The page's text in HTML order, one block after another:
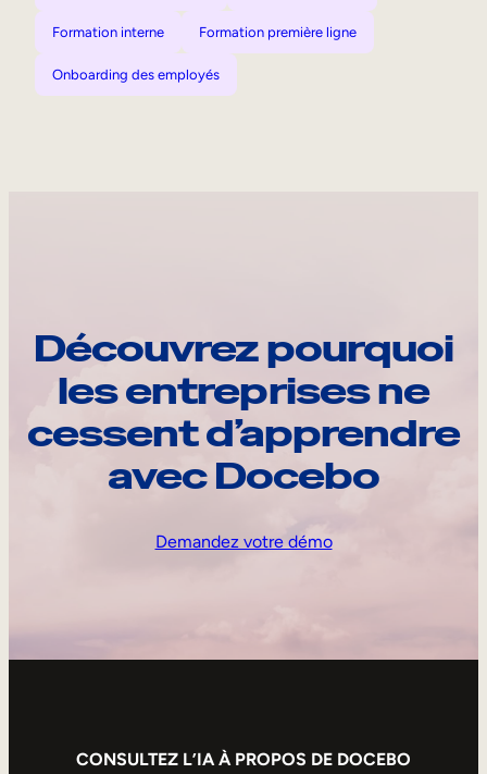
Formation interne Formation première ligne
Onboarding des employés
Découvrez pourquoi
les entreprises ne
cessent d’apprendre
avec Docebo
Demandez votre démo
CONSULTEZ L’IA À PROPOS DE DOCEBO